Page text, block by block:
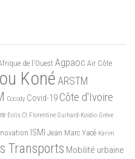
de l'Ouest Agpaoc Air Côte
Koné ARSTM
Cocody Covid-19 Côte d'Ivoire
Eolis CI Florentine Guihard-Koidio Grève
ISMI Jean Marc Yacé Karim
Transports Mobilité urbaine